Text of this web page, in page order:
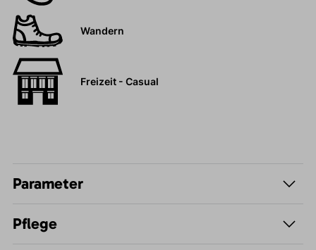
Wandern
Freizeit - Casual
Parameter
Pflege